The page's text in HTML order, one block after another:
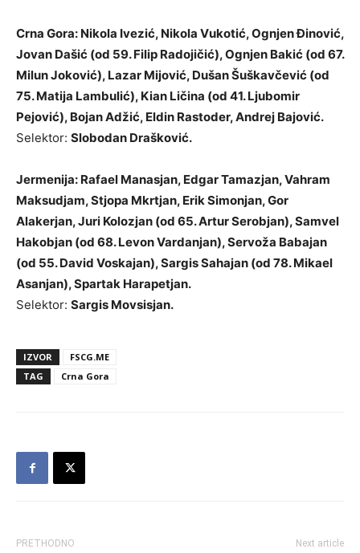
Crna Gora: Nikola Ivezić, Nikola Vukotić, Ognjen Đinović,
Jovan Dašić (od 59. Filip Radojičić), Ognjen Bakić (od 67.
Milun Joković), Lazar Mijović, Dušan Šuškavčević (od
75. Matija Lambulić), Kian Ličina (od 41. Ljubomir
Pejović), Bojan Adžić, Eldin Rastoder, Andrej Bajović.
Selektor: Slobodan Drašković.
Jermenija: Rafael Manasjan, Edgar Tamazjan, Vahram
Maksudjam, Stjopa Mkrtjan, Erik Simonjan, Gor
Alakerjan, Juri Kolozjan (od 65. Artur Serobjan), Samvel
Hakobjan (od 68. Levon Vardanjan), Servoža Babajan
(od 55. David Voskajan), Sargis Sahajan (od 78. Mikael
Asanjan), Spartak Harapetjan.
Selektor: Sargis Movsisjan.
IZVOR
FSCG.ME
TAG
Crna Gora
PRETHODNO Next article